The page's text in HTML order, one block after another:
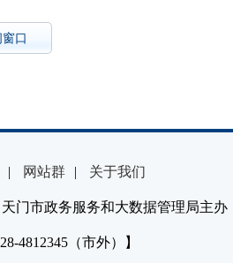
口
| 网站群 | 关于我们
市政务服务和大数据管理局主办
4812345（市外）】